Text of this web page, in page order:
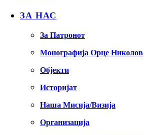
ЗА НАС
За Патронот
Монографија Орце Николов
Објекти
Историјат
Наша Мисија/Визија
Организација